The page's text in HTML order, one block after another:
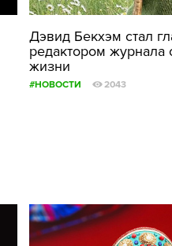
Дэвид Бекхэм стал
редактором журнала
жизни
#НОВОСТИ 2043